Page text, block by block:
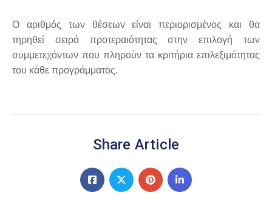
Ο αριθμός των θέσεων είναι περιορισμένος και θα
τηρηθεί σειρά προτεραιότητας στην επιλογή των
συμμετεχόντων που πληρούν τα κριτήρια επιλεξιμότητας
του κάθε προγράμματος.
Share Article